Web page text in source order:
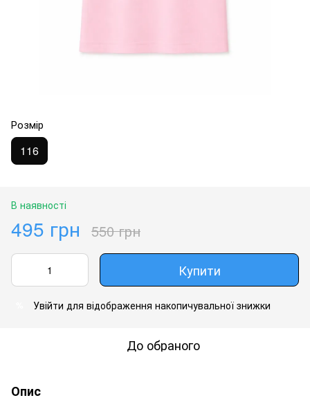
Розмір
116
В наявності
495 грн 550 грн
Купити
Увійти для відображення накопичувальної знижки
До обраного
Опис